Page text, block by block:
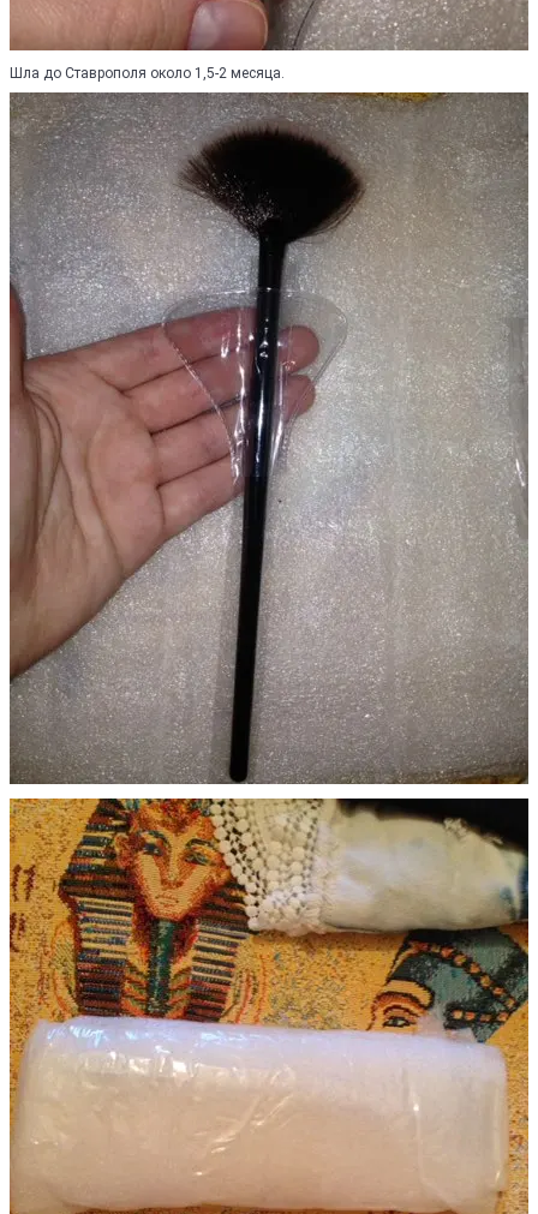
Шла до Ставрополя около 1,5-2 месяца.